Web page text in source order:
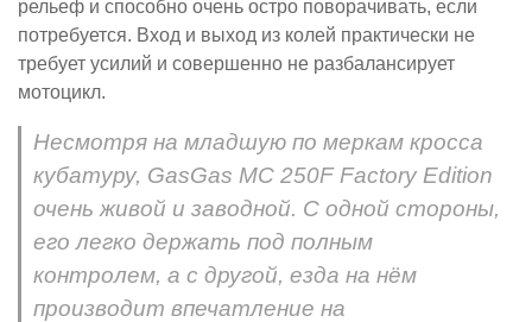
рельеф и способно очень остро поворачивать, если
потребуется. Вход и выход из колей практически не
требует усилий и совершенно не разбалансирует
мотоцикл.
Несмотря на младшую по меркам кросса
кубатуру, GasGas MC 250F Factory Edition
очень живой и заводной. С одной стороны,
его легко держать под полным
контролем, а с другой, езда на нём
производит впечатление на